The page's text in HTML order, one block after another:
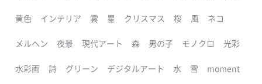
黄色 インテリア 雲 星 クリスマス 桜 風 ネコ
メルヘン 夜景 現代アート 森 男の子 モノクロ 光彩
水彩画 詩 グリーン デジタルアート 水 雪 moment